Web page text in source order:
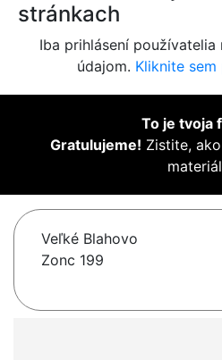
stránkach
Iba prihlásení
údajom. Kliknite sem
To je tvoja
Gratulujeme! Zistite,
Veľké Blahovo
Zonc 199